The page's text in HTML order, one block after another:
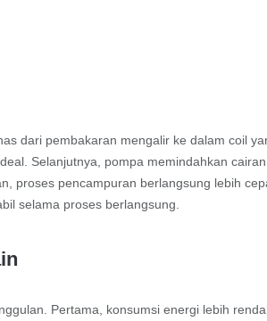
dari pembakaran mengalir ke dalam coil
Selanjutnya, pompa memindahkan cairan
proses pencampuran berlangsung lebih
selama proses berlangsung.
Pertama, konsumsi energi lebih